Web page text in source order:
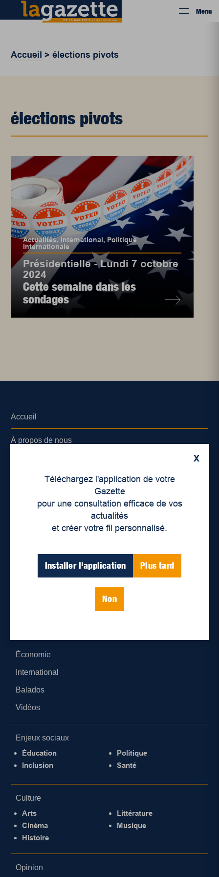
Menu
Accueil >élections pivots
élections pivots
Actualités, International, Politique
internationale
Présidentielle - Lundi 7 octobre
2024
Cette semaine dans les
sondages
X
Téléchargez l'application de votre
Gazette
pour une consultation efficace de vos
actualités
et créer votre fil personnalisé.
Installer l'application Plus tard
Non
Accueil
À propos de nous
Lieux de distribution
Économie
International
Balados
Vidéos
Enjeux sociaux
Éducation
Inclusion
Politique
Santé
Culture
Arts
Cinéma
Histoire
Littérature
Musique
Opinion